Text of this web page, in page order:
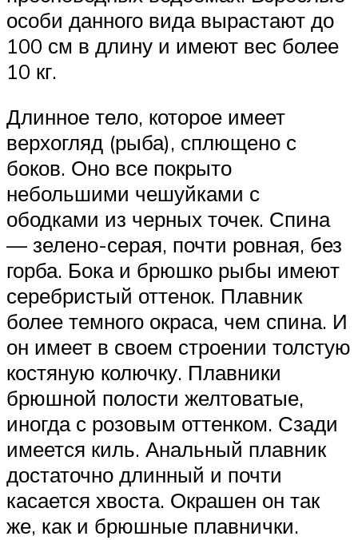
особи данного вида вырастают до
100 см в длину и имеют вес более
10 кг.
Длинное тело, которое имеет
верхогляд (рыба), сплющено с
боков. Оно все покрыто
небольшими чешуйками с
ободками из черных точек. Спина
— зелено-серая, почти ровная, без
горба. Бока и брюшко рыбы имеют
серебристый оттенок. Плавник
более темного окраса, чем спина. И
он имеет в своем строении толстую
костяную колючку. Плавники
брюшной полости желтоватые,
иногда с розовым оттенком. Сзади
имеется киль. Анальный плавник
достаточно длинный и почти
касается хвоста. Окрашен он так
же, как и брюшные плавнички.